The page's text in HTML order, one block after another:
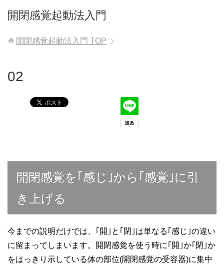
開閉感覚起動法入門
開閉感覚起動法入門 TOP
02
開閉感覚を｢感じ｣から｢感覚｣に引
き上げる
今までの説明だけでは、｢開｣と｢閉｣は単なる｢感じ｣の違い
に留まってしまいます。開閉感覚を使う時に｢開｣か｢閉｣か
をはっきり示している体の部位(開閉感覚の受容器)に集中